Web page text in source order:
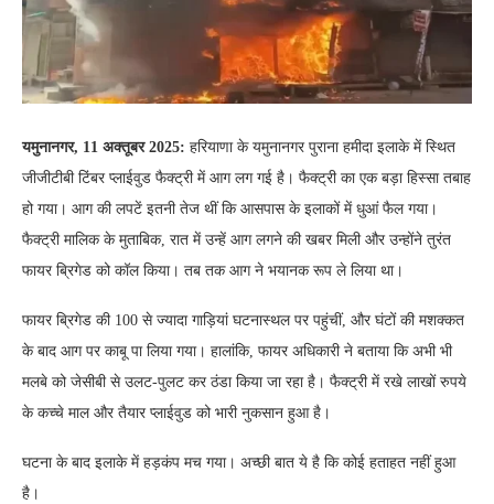
यमुनानगर, 11 अक्तूबर 2025: हरियाणा के यमुनानगर पुराना हमीदा इलाके में स्थित
जीजीटीबी टिंबर प्लाईवुड फैक्ट्री में आग लग गई है। फैक्ट्री का एक बड़ा हिस्सा तबाह
हो गया। आग की लपटें इतनी तेज थीं कि आसपास के इलाकों में धुआं फैल गया।
फैक्ट्री मालिक के मुताबिक, रात में उन्हें आग लगने की खबर मिली और उन्होंने तुरंत
फायर ब्रिगेड को कॉल किया। तब तक आग ने भयानक रूप ले लिया था।
फायर ब्रिगेड की 100 से ज्यादा गाड़ियां घटनास्थल पर पहुंचीं, और घंटों की मशक्कत
के बाद आग पर काबू पा लिया गया। हालांकि, फायर अधिकारी ने बताया कि अभी भी
मलबे को जेसीबी से उलट-पुलट कर ठंडा किया जा रहा है। फैक्ट्री में रखे लाखों रुपये
के कच्चे माल और तैयार प्लाईवुड को भारी नुकसान हुआ है।
घटना के बाद इलाके में हड़कंप मच गया। अच्छी बात ये है कि कोई हताहत नहीं हुआ
है।